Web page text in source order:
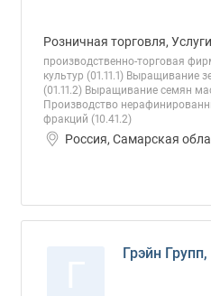
Розничная торговля,
производственно-торговая
культур (01.11.1) Выращивание
(01.11.2) Выращивание семян
Производство
фракций (10.41.2)
Россия, Самарская
Грэйн